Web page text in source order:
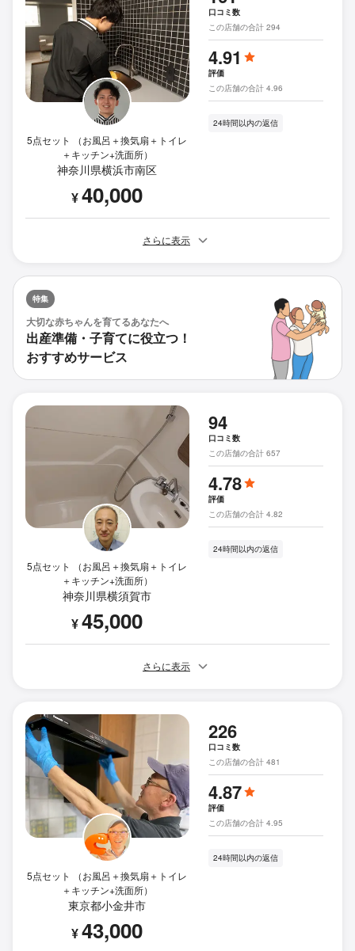
5点セット （お風呂＋換気扇＋トイレ
＋キッチン+洗面所）
神奈川県横浜市南区
¥40,000
口コミ数
この店舗の合計 294
4.91
評価
この店舗の合計 4.96
24時間以内の返信
さらに表示
特集
大切な赤ちゃんを育てるあなたへ
出産準備・子育てに役立つ！
おすすめサービス
5点セット （お風呂＋換気扇＋トイレ
＋キッチン+洗面所）
神奈川県横須賀市
¥45,000
94
口コミ数
この店舗の合計 657
4.78
評価
この店舗の合計 4.82
24時間以内の返信
さらに表示
5点セット （お風呂＋換気扇＋トイレ
＋キッチン+洗面所）
東京都小金井市
¥43,000
226
口コミ数
この店舗の合計 481
4.87
評価
この店舗の合計 4.95
24時間以内の返信